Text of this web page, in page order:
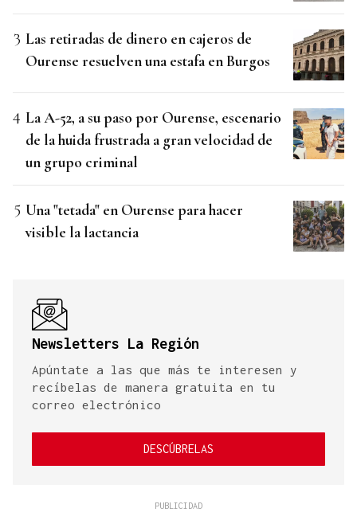
Las retiradas de dinero en cajeros de
Ourense resuelven una estafa en Burgos
La A-52, a su paso por Ourense, escenario
de la huida frustrada a gran velocidad de
un grupo criminal
Una "tetada" en Ourense para hacer
visible la lactancia
Newsletters La Región
Apúntate a las que más te interesen y
recíbelas de manera gratuita en tu
correo electrónico
DESCÚBRELAS